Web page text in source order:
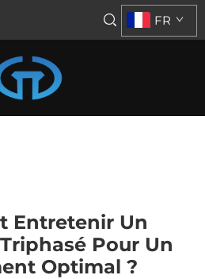
FR
Entretenir Un
Pour Un
Optimal ?